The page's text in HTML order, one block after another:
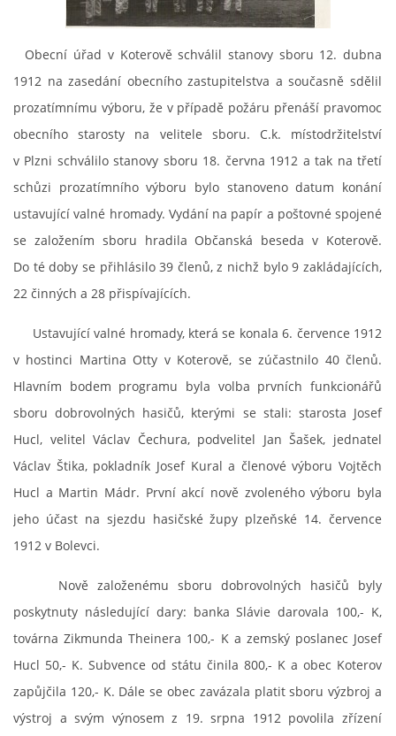
© 2026 eStránky.cz |RSS|WebSlice |Tisk|Aktualizováno: 4. 8. 2026
Nahoru ↑
Obecní úřad v Koterově schválil stanovy sboru 12. dubna
1912 na zasedání obecního zastupitelstva a současně sdělil
prozatímnímu výboru, že v případě požáru přenáší pravomoc
obecního starosty na velitele sboru. C.k. místodržitelství
v Plzni schválilo stanovy sboru 18. června 1912 a tak na třetí
schůzi prozatímního výboru bylo stanoveno datum konání
ustavující valné hromady. Vydání na papír a poštovné spojené
se založením sboru hradila Občanská beseda v Koterově.
Do té doby se přihlásilo 39 členů, z nichž bylo 9 zakládajících,
22 činných a 28 přispívajících.
Ustavující valné hromady, která se konala 6. července 1912
v hostinci Martina Otty v Koterově, se zúčastnilo 40 členů.
Hlavním bodem programu byla volba prvních funkcionářů
sboru dobrovolných hasičů, kterými se stali: starosta Josef
Hucl, velitel Václav Čechura, podvelitel Jan Šašek, jednatel
Václav Štika, pokladník Josef Kural a členové výboru Vojtěch
Hucl a Martin Mádr. První akcí nově zvoleného výboru byla
jeho účast na sjezdu hasičské župy plzeňské 14. července
1912 v Bolevci.
Nově založenému sboru dobrovolných hasičů byly
poskytnuty následující dary: banka Slávie darovala 100,- K,
továrna Zikmunda Theinera 100,- K a zemský poslanec Josef
Hucl 50,- K. Subvence od státu činila 800,- K a obec Koterov
zapůjčila 120,- K. Dále se obec zavázala platit sboru výzbroj a
výstroj a svým výnosem z 19. srpna 1912 povolila zřízení